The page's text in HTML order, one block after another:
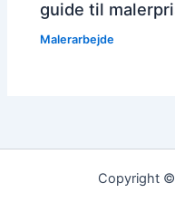
guide til
Malerarbejde
Copyright